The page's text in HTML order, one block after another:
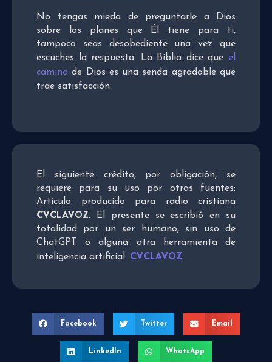
No tengas miedo de preguntarle a Dios
sobre los planes que Él tiene para ti,
tampoco seas desobediente una vez que
escuches la respuesta. La Biblia dice que el
camino de Dios es una senda agradable que
trae satisfacción.
El siguiente crédito, por obligación, se
requiere para su uso por otras fuentes:
Artículo producido para radio cristiana
CVCLAVOZ. El presente se escribió en su
totalidad por un ser humano, sin uso de
ChatGPT o alguna otra herramienta de
inteligencia artificial. CVCLAVOZ
Facebook Twitter Email
LinkedIn WhatsApp